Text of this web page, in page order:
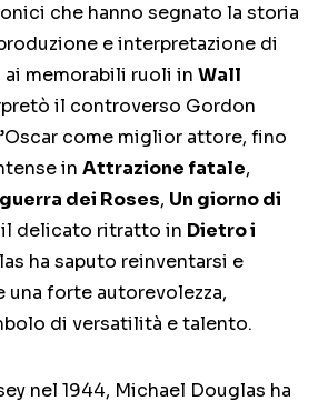
che hanno segnato la storia
e interpretazione di
ai memorabili ruoli in Wall
il controverso Gordon
come miglior attore, fino
in Attrazione fatale,
dei Roses, Un giorno di
il delicato ritratto in Dietro i
ha saputo reinventarsi e
una forte autorevolezza,
di versatilità e talento.
nel 1944, Michael Douglas ha